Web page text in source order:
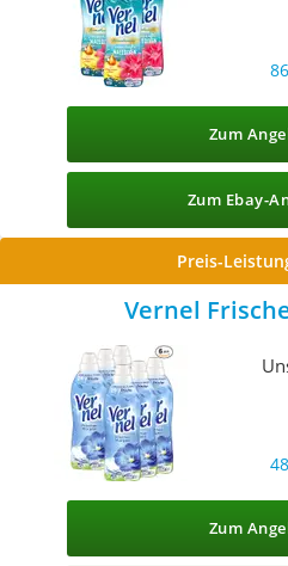
Zum
Zum Ebay-
Preis-
Vernel
Zum